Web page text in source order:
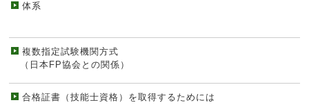
体系
複数指定試験機関方式
（日本FP協会との関係）
合格証書（技能士資格）を取得するためには